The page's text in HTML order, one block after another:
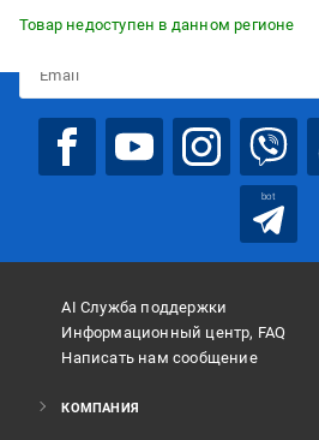
Товар недоступен в данном регионе
предложениях:
bot
AI Служба поддержки
Информационный центр, FAQ
Написать нам сообщение
КОМПАНИЯ